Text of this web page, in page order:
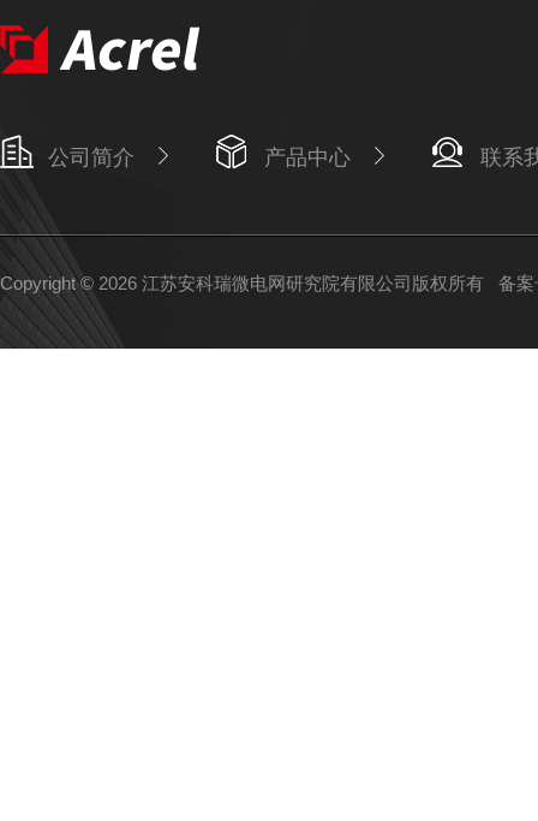
公司简介 产品中心 联系
Copyright © 2026 江苏安科瑞微电网研究院有限公司版权所有 备案